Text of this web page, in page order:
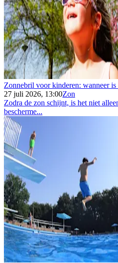
Zonnebril voor kinderen: wanneer
27 juli 2026, 13:00Zon
Zodra de zon schijnt, is het niet
bescherme...